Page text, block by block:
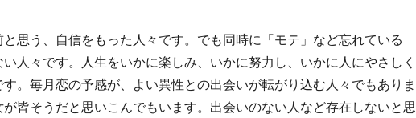
思う、自信をもった人々です。でも同時に「モテ」など忘れている
人々です。人生をいかに楽しみ、いかに努力し、いかに人にやさしく
。毎月恋の予感が、よい異性との出会いが転がり込む人々でもありま
皆そうだと思いこんでもいます。出会いのない人など存在しないと思